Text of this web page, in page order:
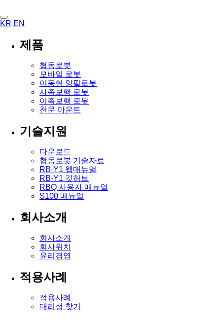
KR EN
제품
협동로봇
모바일 로봇
이동형 양팔로봇
사족보행 로봇
이족보행 로봇
천문 마운트
기술지원
다운로드
협동로봇 기술자료
RB-Y1 웹매뉴얼
RB-Y1 깃허브
RBQ 사용자 매뉴얼
S100 매뉴얼
회사소개
회사소개
회사위치
윤리경영
적용사례
적용사례
대리점 찾기